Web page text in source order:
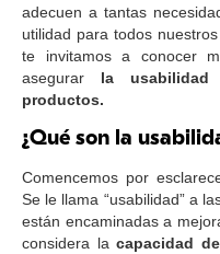
adecuen a tantas
utilidad para todos
te invitamos a conocer
asegurar la
productos.
¿Qué son la
Comencemos por
Se le llama “usabilidad” a
están encaminadas a
considera lacapacidad